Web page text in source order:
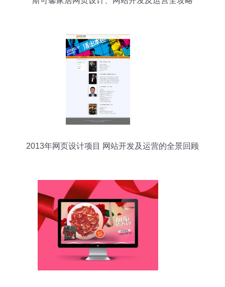
2013年网页设计项目 网站开发及运营的全景回顾